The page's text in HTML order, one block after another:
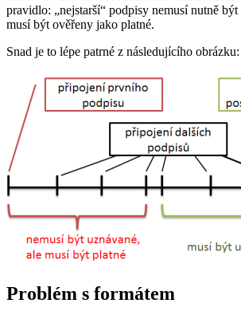
pravidlo: „nejstarší“ podpisy nemusí nutně být
musí být ověřeny jako platné.
Snad je to lépe patrné z následujícího obrázku:
Problém s formátem